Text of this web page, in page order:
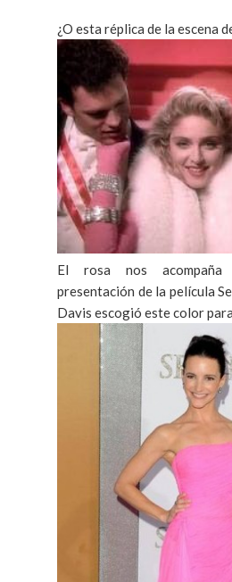
¿O esta réplica de la escena
El rosa nos
presentación de la película
Davis escogió este color